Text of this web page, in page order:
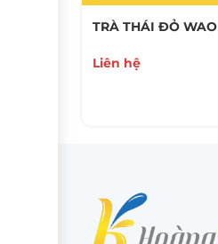
TRÀ THÁI ĐỎ WAO
Liên hệ